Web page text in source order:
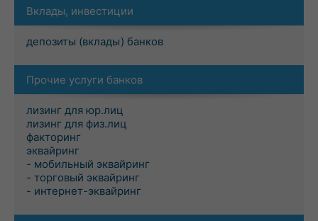
Вклады, инвестиции
депозиты (вклады) банков
Прочие услуги банков
лизинг для юр.лиц
лизинг для физ.лиц
факторинг
эквайринг
- мобильный эквайринг
- торговый эквайринг
- интернет-эквайринг